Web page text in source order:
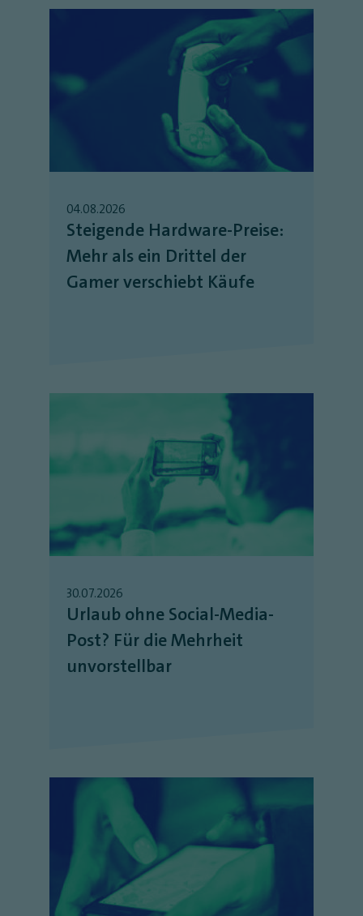
04.08.2026
Steigende Hardware-Preise:
Mehr als ein Drittel der
Gamer verschiebt Käufe
30.07.2026
Urlaub ohne Social-Media-
Post? Für die Mehrheit
unvorstellbar